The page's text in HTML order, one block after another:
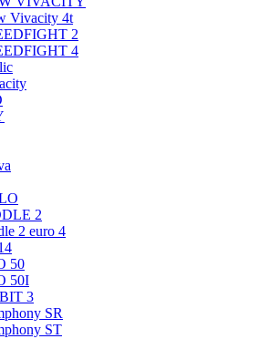
Vivacity 4t
2
4
2
2 euro 4
50
50I
3
SR
ST